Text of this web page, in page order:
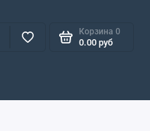
Корзина 0
0.00 руб